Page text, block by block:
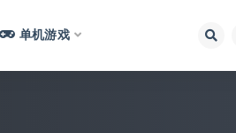
单机游戏